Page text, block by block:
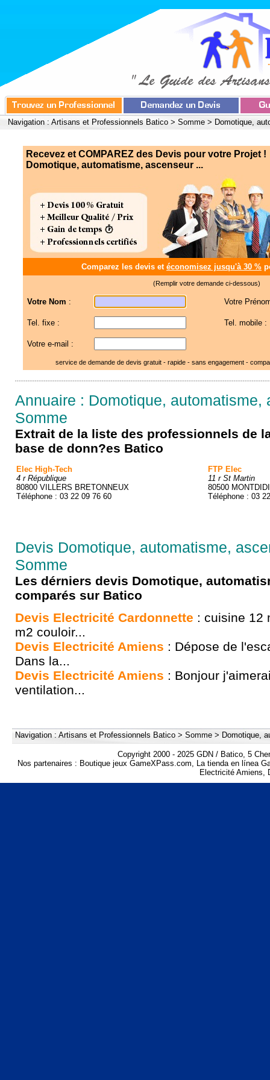
Navigation : Artisans et Professionnels Batico > Somme > Domotique,
Recevez et COMPAREZ des Devis pour votre Projet !
Domotique, automatisme, ascenseur ...
Comparez les devis et économisez jusqu'à 30 %
(Remplir votre demande ci-dessous)
Votre Nom : Votre
Tel. fixe : Tel. mobile :
Votre e-mail :
service de demande de devis gratuit - rapide - sans engagement -
Annuaire : Domotique, automatisme,
Somme
Extrait de la liste des professionnels de
base de donn?es Batico
Elec High-Tech
4 r République
80800 VILLERS BRETONNEUX
Téléphone : 03 22 09 76 60
FTP Elec
11 r St Martin
80500
Téléphone : 03
Devis Domotique, automatisme,
Somme
Les dérniers devis Domotique,
comparés sur Batico
Devis Electricité Cardonnette : cuisine 12
m2 couloir...
Devis Electricité Amiens : Dépose de
Dans la...
Devis Electricité Amiens : Bonjour
ventilation...
Navigation : Artisans et Professionnels Batico > Somme > Domotique,
Copyright 2000 - 2025 GDN / Batico, 5
Nos partenaires : Boutique jeux GameXPass.com, La tienda en línea
Electricité Amiens,